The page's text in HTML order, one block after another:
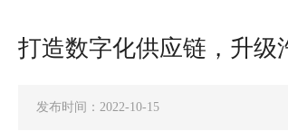
打造数字化供应链，升级
发布时间：2022-10-15